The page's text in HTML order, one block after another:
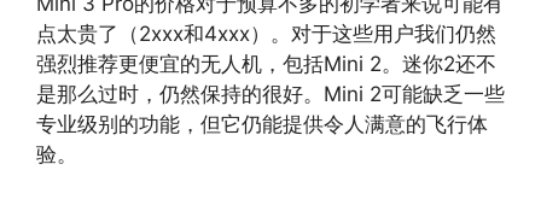
点太贵了（2xxx和4xxx）。对于这些用户我们仍然
强烈推荐更便宜的无人机，包括Mini 2。迷你2还不
是那么过时，仍然保持的很好。Mini 2可能缺乏一些
专业级别的功能，但它仍能提供令人满意的飞行体
验。